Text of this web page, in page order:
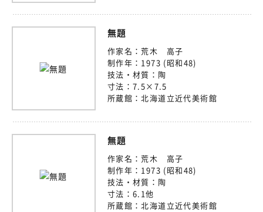
無題
作家名：荒木 高子
制作年： 1973 (昭和48)
技法・材質： 陶
寸法： 7.5×7.5
所蔵館：北海道立近代美術館
無題
作家名：荒木 高子
制作年： 1973 (昭和48)
技法・材質： 陶
寸法： 6.1他
所蔵館：北海道立近代美術館